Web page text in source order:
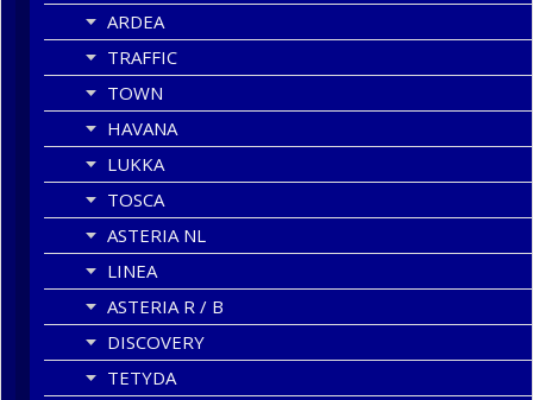
ARDEA
TRAFFIC
TOWN
HAVANA
LUKKA
TOSCA
ASTERIA NL
LINEA
ASTERIA R / B
DISCOVERY
TETYDA